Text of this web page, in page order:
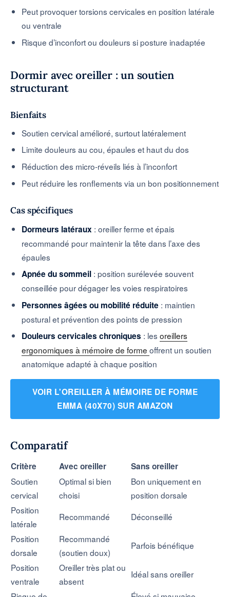
Peut provoquer torsions cervicales en position latérale
ou ventrale
Risque d’inconfort ou douleurs si posture inadaptée
Dormir avec oreiller : un soutien
structurant
Bienfaits
Soutien cervical amélioré, surtout latéralement
Limite douleurs au cou, épaules et haut du dos
Réduction des micro-réveils liés à l’inconfort
Peut réduire les ronflements via un bon positionnement
Cas spécifiques
Dormeurs latéraux : oreiller ferme et épais
recommandé pour maintenir la tête dans l’axe des
épaules
Apnée du sommeil : position surélevée souvent
conseillée pour dégager les voies respiratoires
Personnes âgées ou mobilité réduite : maintien
postural et prévention des points de pression
Douleurs cervicales chroniques : lesoreillers
ergonomiques à mémoire de formeoffrent un soutien
anatomique adapté à chaque position
VOIR L'OREILLER À MÉMOIRE DE FORME
EMMA (40X70) SUR AMAZON
Comparatif
Critère Avec oreiller
Sans oreiller
Soutien
cervical
Optimal si bien
choisi
Bon uniquement en
position dorsale
Position
latérale
Recommandé
Déconseillé
Position
dorsale
Recommandé
(soutien doux)
Parfois bénéfique
Position
ventrale
Oreiller très plat ou
absent
Idéal sans oreiller